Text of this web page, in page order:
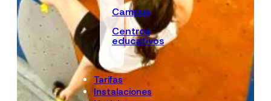
Campus
Centros
educativos
Tarifas
Instalaciones